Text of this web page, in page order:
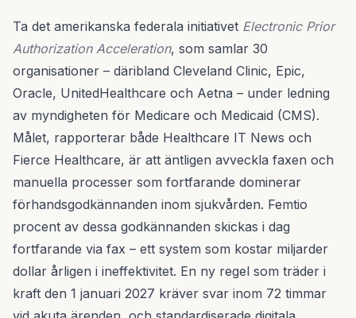
Ta det amerikanska federala initiativet Electronic Prior
Authorization Acceleration, som samlar 30
organisationer – däribland Cleveland Clinic, Epic,
Oracle, UnitedHealthcare och Aetna – under ledning
av myndigheten för Medicare och Medicaid (CMS).
Målet, rapporterar både Healthcare IT News och
Fierce Healthcare, är att äntligen avveckla faxen och
manuella processer som fortfarande dominerar
förhandsgodkännanden inom sjukvården. Femtio
procent av dessa godkännanden skickas i dag
fortfarande via fax – ett system som kostar miljarder
dollar årligen i ineffektivitet. En ny regel som träder i
kraft den 1 januari 2027 kräver svar inom 72 timmar